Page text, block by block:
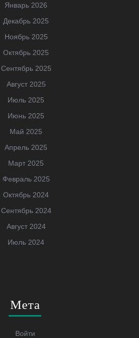
Январь 2026
Декабрь 2025
Ноябрь 2025
Октябрь 2025
Сентябрь 2025
Август 2025
Июль 2025
Июнь 2025
Май 2025
Апрель 2025
Март 2025
Февраль 2025
Октябрь 2024
Сентябрь 2024
Август 2024
Июль 2024
Мета
Войти